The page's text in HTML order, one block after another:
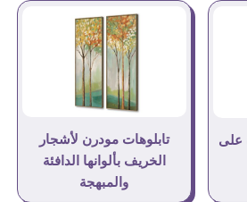
على
تابلوهات مودرن لأشجار
الخريف بألوانها الدافئة
والمبهجة